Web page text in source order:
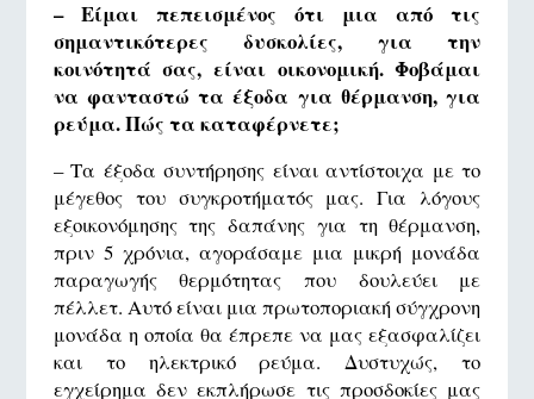
– Είμαι πεπεισμένος ότι μια από τις
σημαντικότερες δυσκολίες, για την
κοινότητά σας, είναι οικονομική. Φοβάμαι
να φανταστώ τα έξοδα για θέρμανση, για
ρεύμα. Πώς τα καταφέρνετε;
– Τα έξοδα συντήρησης είναι αντίστοιχα με το
μέγεθος του συγκροτήματός μας. Για λόγους
εξοικονόμησης της δαπάνης για τη θέρμανση,
πριν 5 χρόνια, αγοράσαμε μια μικρή μονάδα
παραγωγής θερμότητας που δουλεύει με
πέλλετ. Αυτό είναι μια πρωτοποριακή σύγχρονη
μονάδα η οποία θα έπρεπε να μας εξασφαλίζει
και το ηλεκτρικό ρεύμα. Δυστυχώς, το
εγχείρημα δεν εκπλήρωσε τις προσδοκίες μας